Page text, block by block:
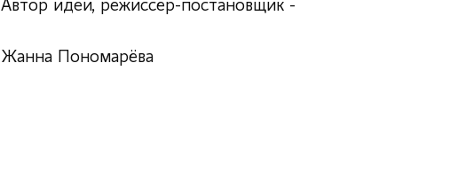
Автор идеи, режиссёр-постановщик -
Жанна Пономарёва